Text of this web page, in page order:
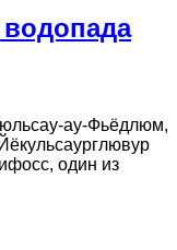
ау-Фьёдлюм,
один из